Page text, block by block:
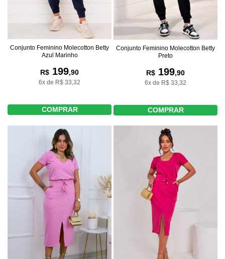
Conjunto Feminino Molecotton Betty
Azul Marinho
R$ 199,90
6x de R$ 33,32
COMPRAR
Conjunto Feminino Molecotton Betty
Preto
R$ 199,90
6x de R$ 33,32
COMPRAR